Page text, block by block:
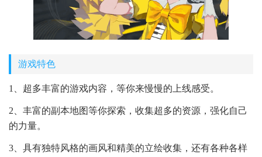
游戏特色
1、超多丰富的游戏内容，等你来慢慢的上线感受。
2、丰富的副本地图等你探索，收集超多的资源，强化自己
的力量。
3、具有独特风格的画风和精美的立绘收集，还有各种各样